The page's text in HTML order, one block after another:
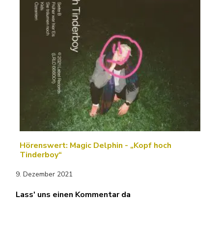
Hörenswert: Magic Delphin - „Kopf hoch
Tinderboy“
9. Dezember 2021
Lass' uns einen Kommentar da